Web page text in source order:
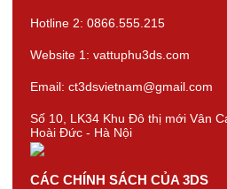
Hotline 2: 0866.555.215
Website 1: vattuphu3ds.com
Email: ct3dsvietnam@gmail.com
Số 10, LK34 Khu Đô thị mới Vân
Hoài Đức - Hà Nội
CÁC CHÍNH SÁCH CỦA 3DS